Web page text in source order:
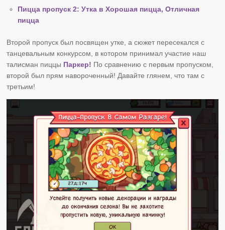
Пицца пропуск 2: Утка в Хорошая пицца, Отличная
пицца
Второй пропуск был посвящен утке, а сюжет пересекался с
танцевальным конкурсом, в котором принимал участие наш
талисман пиццы Паркер! По сравнению с первым пропуском,
второй был прям навороченный! Давайте глянем, что там с
третьим!